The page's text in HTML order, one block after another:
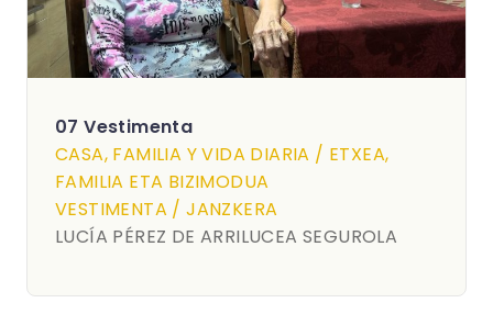
07 Vestimenta
CASA, FAMILIA Y VIDA DIARIA / ETXEA,
FAMILIA ETA BIZIMODUA
VESTIMENTA / JANZKERA
LUCÍA PÉREZ DE ARRILUCEA SEGUROLA